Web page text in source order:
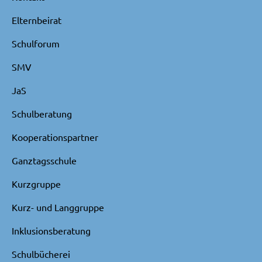
Elternbeirat
Schulforum
SMV
JaS
Schulberatung
Kooperationspartner
Ganztagsschule
Kurzgruppe
Kurz- und Langgruppe
Inklusionsberatung
Schulbücherei